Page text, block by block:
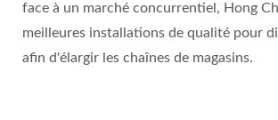
face à un marché concurrentiel, Hong
meilleures installations de qualité pour
afin d'élargir les chaînes de magasins.